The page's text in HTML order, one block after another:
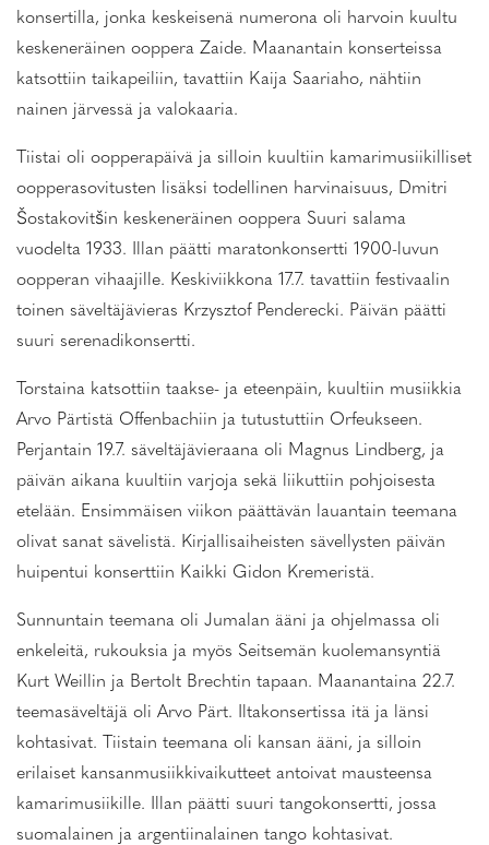
konsertilla, jonka keskeisenä numerona oli harvoin kuultu
keskeneräinen ooppera Zaide. Maanantain konserteissa
katsottiin taikapeiliin, tavattiin Kaija Saariaho, nähtiin
nainen järvessä ja valokaaria.
Tiistai oli oopperapäivä ja silloin kuultiin kamarimusiikilliset
oopperasovitusten lisäksi todellinen harvinaisuus, Dmitri
Šostakovitšin keskeneräinen ooppera Suuri salama
vuodelta 1933. Illan päätti maratonkonsertti 1900-luvun
oopperan vihaajille. Keskiviikkona 17.7. tavattiin festivaalin
toinen säveltäjävieras Krzysztof Penderecki. Päivän päätti
suuri serenadikonsertti.
Torstaina katsottiin taakse- ja eteenpäin, kuultiin musiikkia
Arvo Pärtistä Offenbachiin ja tutustuttiin Orfeukseen.
Perjantain 19.7. säveltäjävieraana oli Magnus Lindberg, ja
päivän aikana kuultiin varjoja sekä liikuttiin pohjoisesta
etelään. Ensimmäisen viikon päättävän lauantain teemana
olivat sanat sävelistä. Kirjallisaiheisten sävellysten päivän
huipentui konserttiin Kaikki Gidon Kremeristä.
Sunnuntain teemana oli Jumalan ääni ja ohjelmassa oli
enkeleitä, rukouksia ja myös Seitsemän kuolemansyntiä
Kurt Weillin ja Bertolt Brechtin tapaan. Maanantaina 22.7.
teemasäveltäjä oli Arvo Pärt. Iltakonsertissa itä ja länsi
kohtasivat. Tiistain teemana oli kansan ääni, ja silloin
erilaiset kansanmusiikkivaikutteet antoivat mausteensa
kamarimusiikille. Illan päätti suuri tangokonsertti, jossa
suomalainen ja argentiinalainen tango kohtasivat.